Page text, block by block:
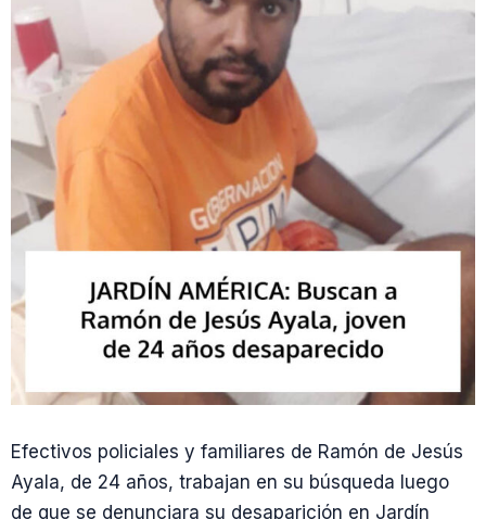
Efectivos policiales y familiares de Ramón de Jesús
Ayala, de 24 años, trabajan en su búsqueda luego
de que se denunciara su desaparición en Jardín